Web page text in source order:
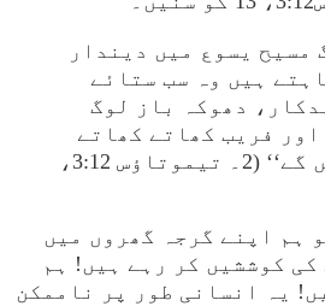
مسیح یسوع میں دیندار
ہیں وہ سب ستائے
دھوکہ باز لوگ
فریب کھاتے کھاتے
بگڑتے چلے جائیں گے‘‘ (2۔ تیموتاؤس 3:12،
ہم اپنے گرجہ گھروں میں
کوششیں کر رہے ہیں! ہم
یہ انسانی طور پر ناممکن